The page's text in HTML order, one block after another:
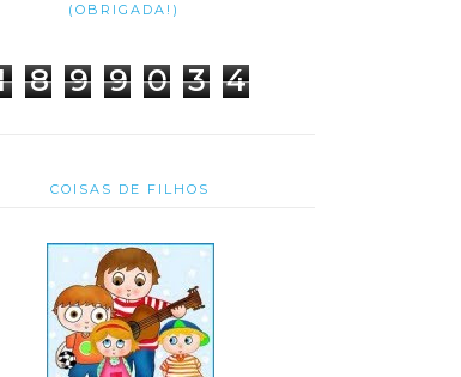
(OBRIGADA!)
8 9 9 0 3 4
COISAS DE FILHOS